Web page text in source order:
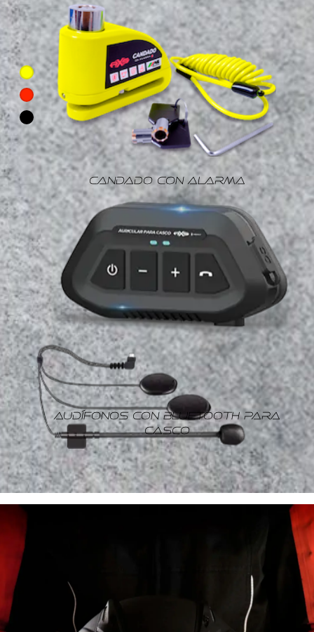
CANDADO CON ALARMA
AUDÍFONOS CON BLUETOOTH PARA
CASCO